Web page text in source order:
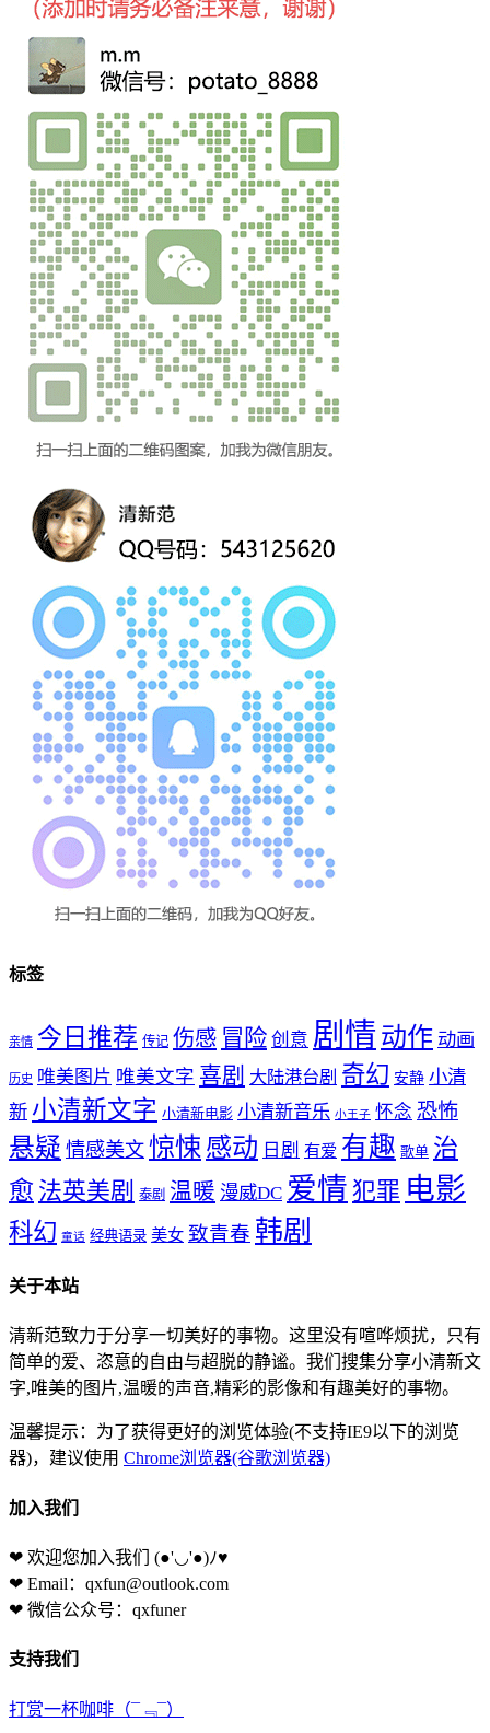
标签
亲情 今日推荐 传记 伤感 冒险 创意 剧情 动作 动画
历史 唯美图片 唯美文字 喜剧 大陆港台剧 奇幻 安静 小清
新 小清新文字 小清新电影 小清新音乐 小王子 怀念 恐怖
悬疑 情感美文 惊悚 感动 日剧 有爱 有趣 歌单 治
愈 法英美剧 泰剧 温暖 漫威DC 爱情 犯罪 电影
科幻 童话 经典语录 美女 致青春 韩剧
关于本站
清新范致力于分享一切美好的事物。这里没有喧哗烦扰，只有
简单的爱、恣意的自由与超脱的静谧。我们搜集分享小清新文
字,唯美的图片,温暖的声音,精彩的影像和有趣美好的事物。
温馨提示：为了获得更好的浏览体验(不支持IE9以下的浏览
器)，建议使用 Chrome浏览器(谷歌浏览器)
加入我们
❤ 欢迎您加入我们 (●'◡'●)ﾉ♥
❤ Email：qxfun@outlook.com
❤ 微信公众号：qxfuner
支持我们
打赏一杯咖啡 （¯﹃¯）